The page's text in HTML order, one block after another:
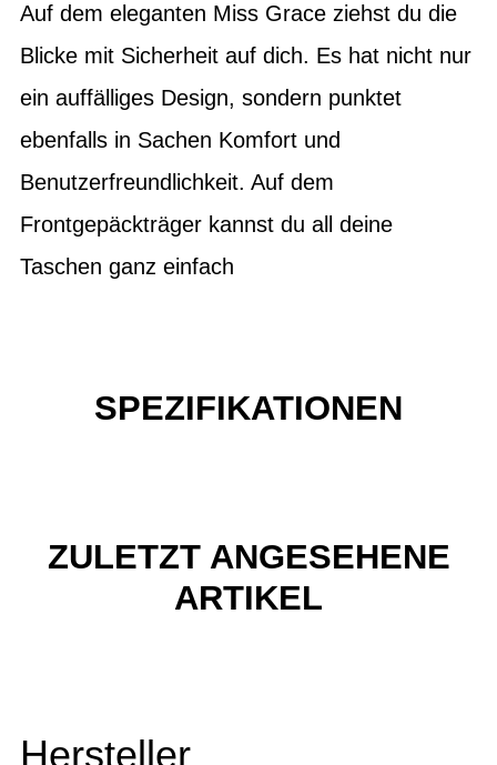
Auf dem eleganten Miss Grace ziehst du die
Blicke mit Sicherheit auf dich. Es hat nicht nur
ein auffälliges Design, sondern punktet
ebenfalls in Sachen Komfort und
Benutzerfreundlichkeit. Auf dem
Frontgepäckträger kannst du all deine
Taschen ganz einfach
SPEZIFIKATIONEN
ZULETZT ANGESEHENE
ARTIKEL
Hersteller